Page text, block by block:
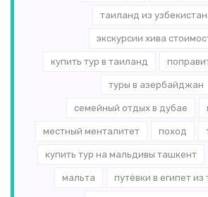
таиланд из
экскурсии хива
купить тур в таиланд
туры в азербайджан
семейный отдых в дубае
местный менталитет поход
купить тур на мальдивы ташкент
мальта путёвки в египет